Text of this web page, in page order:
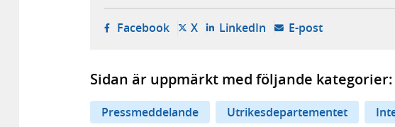
Facebook- öppnas i ny flik, extern webbplats,
X- öppnas i ny flik, extern webbplats,
LinkedIn- öppnas i ny flik, extern
E-post- öppnar din
Sidan är uppmärkt med följande kategorier:
Pressmeddelande Utrikesdepartementet